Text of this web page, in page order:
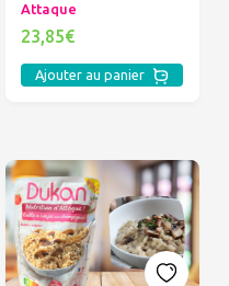
Attaque
23,85€
Ajouter au panier